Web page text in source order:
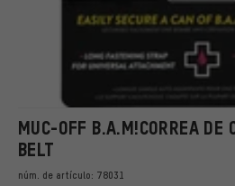
MUC-OFF B.A.M!CORREA DE
BELT
núm. de artículo: 78031